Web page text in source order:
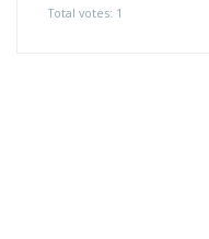
Total votes: 1